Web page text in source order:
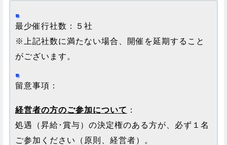
最少催行社数：５社
※上記社数に満たない場合、開催を延期すること
がございます。
留意事項：
経営者の方のご参加について ：
処遇（昇給･賞与）の決定権のある方が、必ず１名
ご参加ください（原則、経営者）。